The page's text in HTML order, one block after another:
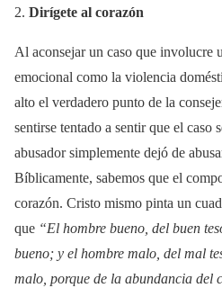
2. Dirígete al corazón
Al aconsejar un caso que involucre
emocional como la violencia
alto el verdadero punto de la
sentirse tentado a sentir que el caso
abusador simplemente dejó de
Bíblicamente, sabemos que el
corazón. Cristo mismo pinta un
que “El hombre bueno, del buen
bueno; y el hombre malo, del mal
malo, porque de la abundancia del